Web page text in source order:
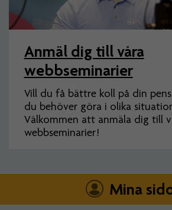
Anmäl dig till våra
webbseminarier
Vill du få bättre koll på din
du behöver göra i olika
Välkommen att anmäla dig till
webbseminarier!
Mina